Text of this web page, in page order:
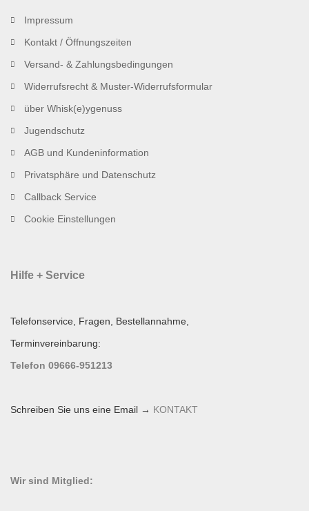
Impressum
Kontakt / Öffnungszeiten
Versand- & Zahlungsbedingungen
Widerrufsrecht & Muster-Widerrufsformular
über Whisk(e)ygenuss
Jugendschutz
AGB und Kundeninformation
Privatsphäre und Datenschutz
Callback Service
Cookie Einstellungen
Hilfe + Service
Telefonservice, Fragen, Bestellannahme,
Terminvereinbarung:
Telefon 09666-951213
Schreiben Sie uns eine Email → KONTAKT
Wir sind Mitglied: